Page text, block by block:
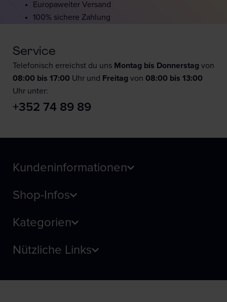
Europaweiter Versand
100% sichere Zahlung
Service
Telefonisch erreichst du uns Montag bis Donnerstag von
08:00 bis 17:00 Uhr und Freitag von 08:00 bis 13:00
Uhr unter:
+352 74 89 89
Kundeninformationen
Shop-Infos
Kategorien
Nützliche Links